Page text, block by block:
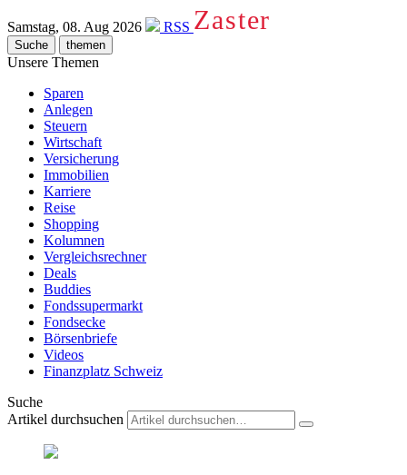
Samstag, 08. Aug 2026 RSS Zaster
Suche themen
Unsere Themen
Sparen
Anlegen
Steuern
Wirtschaft
Versicherung
Immobilien
Karriere
Reise
Shopping
Kolumnen
Vergleichsrechner
Deals
Buddies
Fondssupermarkt
Fondsecke
Börsenbriefe
Videos
Finanzplatz Schweiz
Suche
Artikel durchsuchen